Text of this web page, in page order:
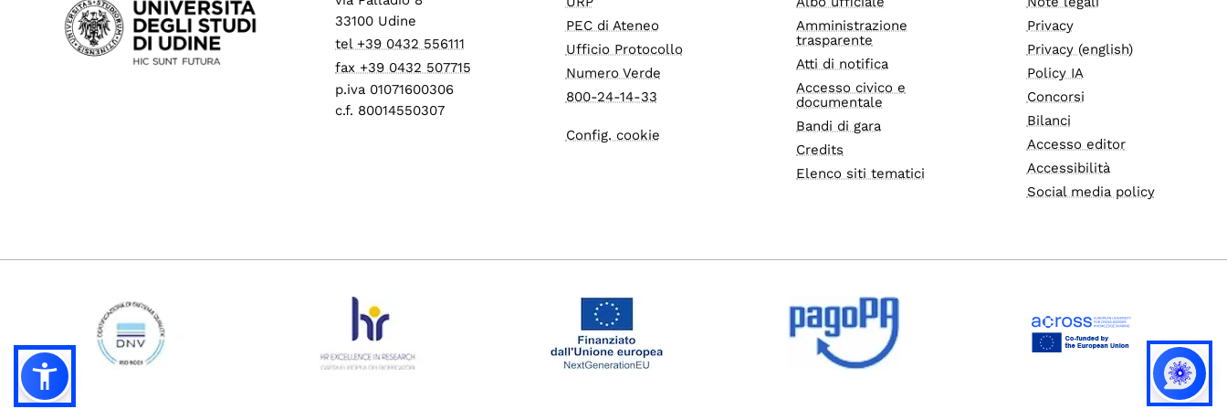
33100 Udine
tel +39 0432 556111
fax +39 0432 507715
p.iva 01071600306
c.f. 80014550307
PEC di Ateneo
Ufficio Protocollo
Numero Verde
800-24-14-33
Config. cookie
Amministrazione
trasparente
Atti di notifica
Accesso civico e
documentale
Bandi di gara
Credits
Elenco siti tematici
Privacy
Privacy (english)
Policy IA
Concorsi
Bilanci
Accesso editor
Accessibilità
Social media policy